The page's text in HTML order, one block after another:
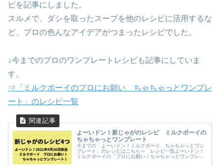
ピを記事にしました。
スルメで、ダシを取ったスープを他のレシピに活用するな
ど、プロの色んなアイデアがつまったレシピでした。
↓今までのプロのワンプレートレシピも記事にしていま
す。
⇒「ミルクボーイのプロにお願い ちゃちゃっとワンプレ
ート」のレシピ一覧
よーいドン！新じゃがのレシピ ミルクボーイの
ちゃちゃっとワンプレート
今までの「よーいドン！ミルクボーイ ちゃちゃっとワン
プレート」のレシピはこちら⇒ レシピ一覧よーいドン！
ミルクボーイの「プロにお願い！ちゃちゃっとワンプレー